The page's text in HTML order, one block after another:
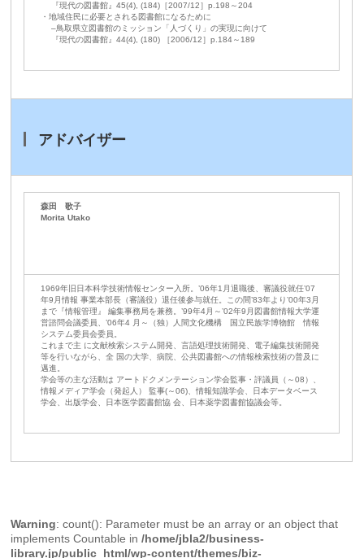
『現代の図書館』45(4), (184)［2007/12］p.198～204
・地域住民に必要とされる図書館になるために
–鳥取県立図書館のミッション「人づくり」の実現に向けて
『現代の図書館』44(4), (180) ［2006/12］p.184～189
アドバイザー
森田 歌子
Morita Utako
1969年旧日本科学技術情報センター入所。’06年1月退職後、審議役就任’07
年9月情報 事業本部長（審議役）退任後参与就任。この間’83年より’00年3月
まで『情報管理』 編集事務局を兼務。’99年4月～’02年9月図書館情報大学運
営諮問会議委員、’06年4 月～（独）人間文化機構 国立民族学博物館 情報
システム委員会委員。
これまで主 に文献検索システム開発、言語処理技術開発、電子編集技術開発
等を行いながら、全 国の大学、病院、公共図書館への情報検索技術の普及に
邁進。
学会等の主な活動は アートドクメンテーション学会監事・評議員（～08）、
情報メディア学会（発起人） 監事(～06)、情報知識学会、日本データベース
学会、出版学会、日本医学図書館協 会、日本薬学図書館協議会等。
Warning: count(): Parameter must be an array or an object that
implements Countable in/home/jbla2/business-
library.jp/public_html/wp-content/themes/biz-